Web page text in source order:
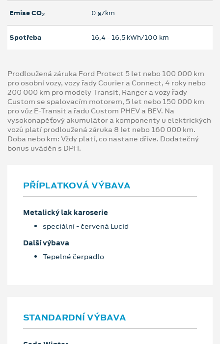
Emise CO2 0 g/km
Spotřeba 16,4 ‐ 16,5 kWh/100 km
Prodloužená záruka Ford Protect 5 let nebo 100 000 km
pro osobní vozy, vozy řady Courier a Connect, 4 roky nebo
200 000 km pro modely Transit, Ranger a vozy řady
Custom se spalovacím motorem, 5 let nebo 150 000 km
pro vůz E-Transit a řadu Custom PHEV a BEV. Na
vysokonapěťový akumulátor a komponenty u elektrických
vozů platí prodloužená záruka 8 let nebo 160 000 km.
Doba nebo km: Vždy platí, co nastane dříve. Dodatečný
bonus uváděn s DPH.
PŘÍPLATKOVÁ VÝBAVA
Metalický lak karoserie
speciální - červená Lucid
Další výbava
Tepelné čerpadlo
STANDARDNÍ VÝBAVA